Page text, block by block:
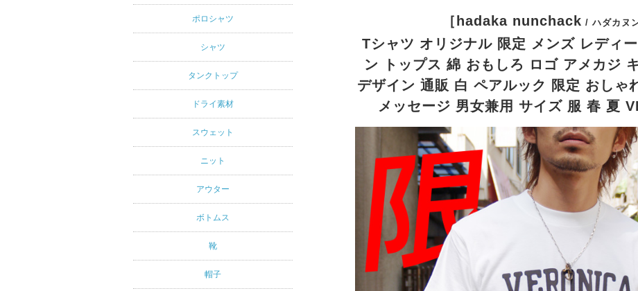
Select
Shop mi-
215. Tシャ
ツを中心と
したカジュ
アルスタイ
ルブランド
専門通販
［hadaka nunchack / ハダカヌ
Tシャツ オリジナル 限定 メンズ レディ
ン トップス 綿 おもしろ ロゴ アメカジ
デザイン 通販 白 ペアルック 限定 おしゃ
メッセージ 男女兼用 サイズ 服 春 夏
ポロシャツ
シャツ
タンクトップ
ドライ素材
スウェット
ニット
アウター
ボトムス
靴
帽子